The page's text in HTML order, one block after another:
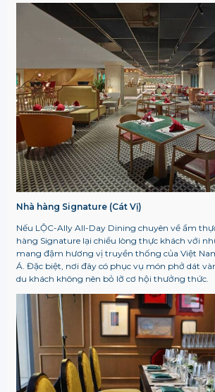
Nhà hàng Signature (Cát Vị)
Nếu LỘC-Ally All-Day Dining chuyên về ẩm
hàng Signature lại chiều lòng thực khách với
mang đậm hương vị truyền thống của Việt
Á. Đặc biệt, nơi đây có phục vụ món phở dát
du khách không nên bỏ lỡ cơ hội thưởng thức.